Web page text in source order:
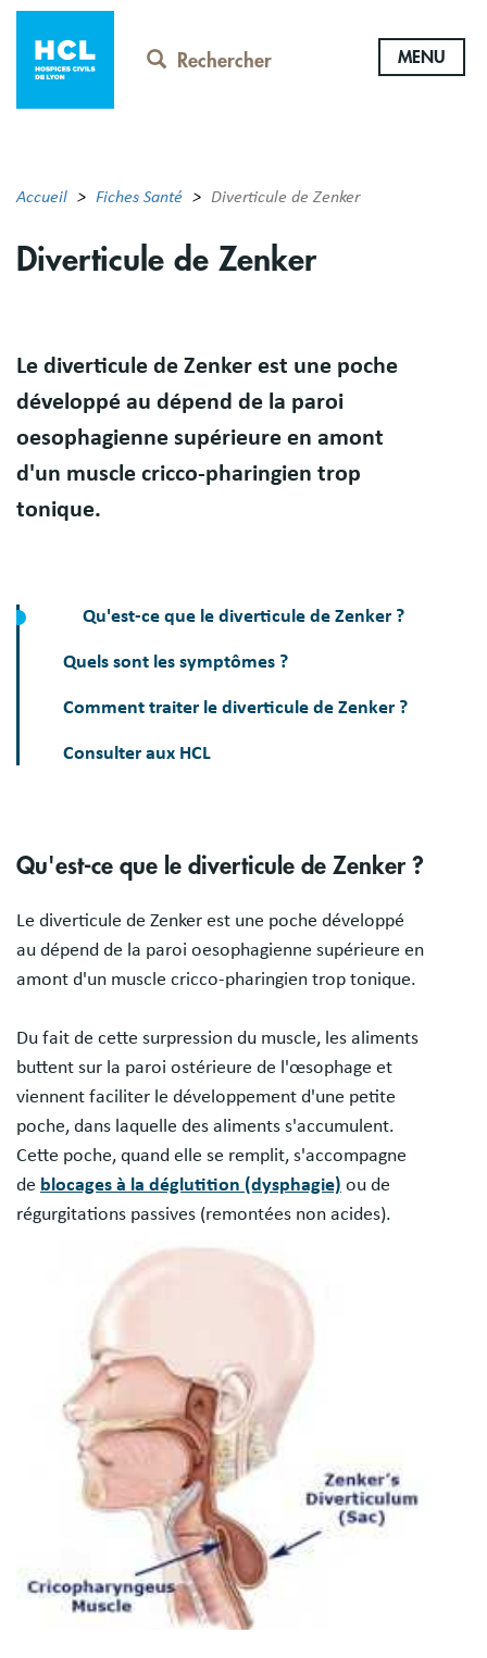
Aller
contenu
principal
Rechercher MENU
Accueil Fiches Santé Diverticule de Zenker
Diverticule de Zenker
Résumé
Le diverticule de Zenker est une poche
développé au dépend de la paroi
oesophagienne supérieure en amont
d'un muscle cricco-pharingien trop
tonique.
Qu'est-ce que le diverticule de Zenker ?
Quels sont les symptômes ?
Comment traiter le diverticule de Zenker ?
Consulter aux HCL
Qu'est-ce que le diverticule de Zenker ?
Le diverticule de Zenker est une poche développé
au dépend de la paroi oesophagienne supérieure en
amont d'un muscle cricco-pharingien trop tonique.
Du fait de cette surpression du muscle, les aliments
buttent sur la paroi ostérieure de l'œsophage et
viennent faciliter le développement d'une petite
poche, dans laquelle des aliments s'accumulent.
Cette poche, quand elle se remplit, s'accompagne
de blocages à la déglutition (dysphagie) ou de
régurgitations passives (remontées non acides).